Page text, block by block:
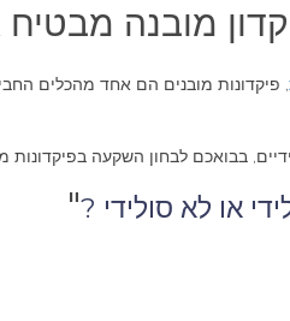
מובנה
, פיקדונות מובנים הם אחד מהכלים
בבואכם לבחון השקעה בפיקדונות
או לא סולידי ?"